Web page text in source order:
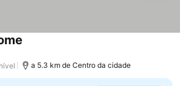
a 5.3 km de Centro da cidade